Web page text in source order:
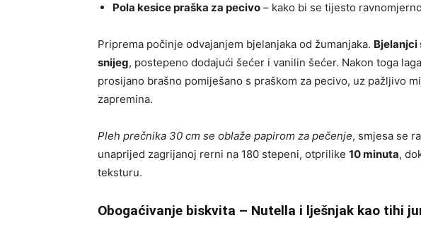
Pola kesice praška za pecivo – kako bi se tijesto
Priprema počinje odvajanjem bjelanjaka od žumanjaka. Bjelanjci
snijeg, postepeno dodajući šećer i vanilin šećer. Nakon toga
prosijano brašno pomiješano s praškom za pecivo, uz pažljivo
zapremina.
Pleh prečnika 30 cm se oblaže papirom za pečenje, smjesa se
unaprijed zagrijanoj rerni na 180 stepeni, otprilike 10 minuta,
teksturu.
Obogaćivanje biskvita – Nutella i lješnjak kao tihi